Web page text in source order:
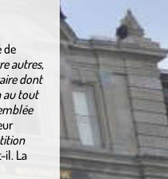
de
autres,
dont
au tout
il. La